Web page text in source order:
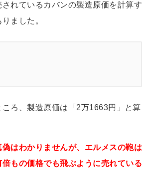
れているカバンの製造原価を計算す
ました。
ころ、製造原価は「2万1663円」と算
はわかりませんが、エルメスの鞄は
もの価格でも飛ぶように売れている